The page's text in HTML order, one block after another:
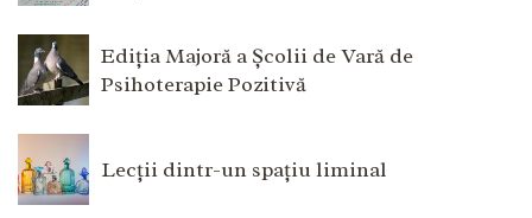
Ediția Majoră a Școlii de Vară de
Psihoterapie Pozitivă
Lecții dintr-un spațiu liminal